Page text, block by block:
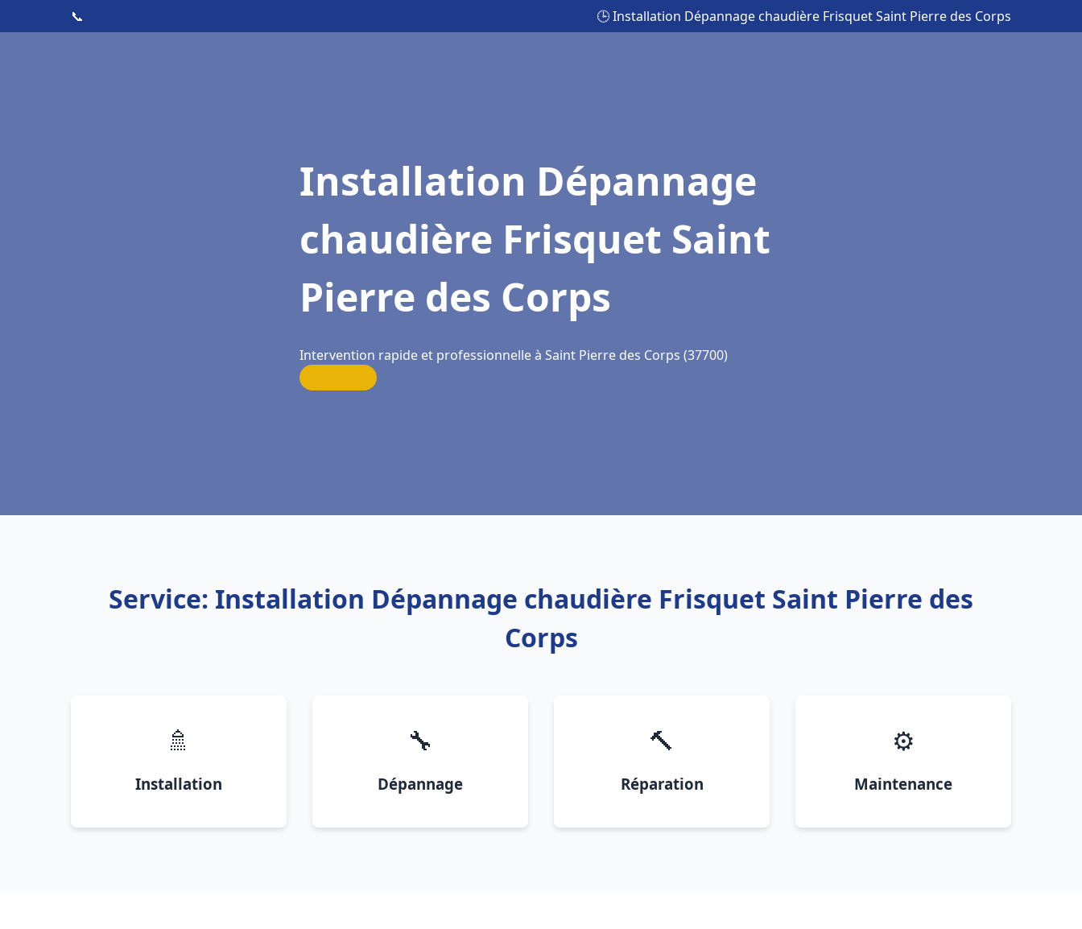
📞 🕒 Installation Dépannage chaudière Frisquet Saint Pierre des Corps
Installation Dépannage
chaudière Frisquet Saint
Pierre des Corps
Intervention rapide et professionnelle à Saint Pierre des Corps (37700)
Service: Installation Dépannage chaudière Frisquet Saint Pierre des
Corps
🚿
Installation
🔧
Dépannage
🔨
Réparation
⚙️
Maintenance